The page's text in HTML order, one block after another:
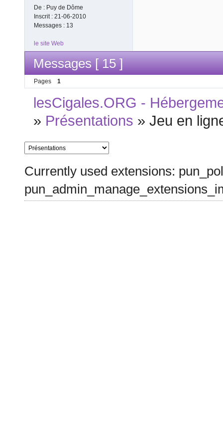
De : Puy de Dôme
Inscrit : 21-06-2010
Messages : 13
le site Web
Messages [ 15 ]
Pages 1
lesCigales.ORG -
» Présentations »Jeu en
Currently used extensions: